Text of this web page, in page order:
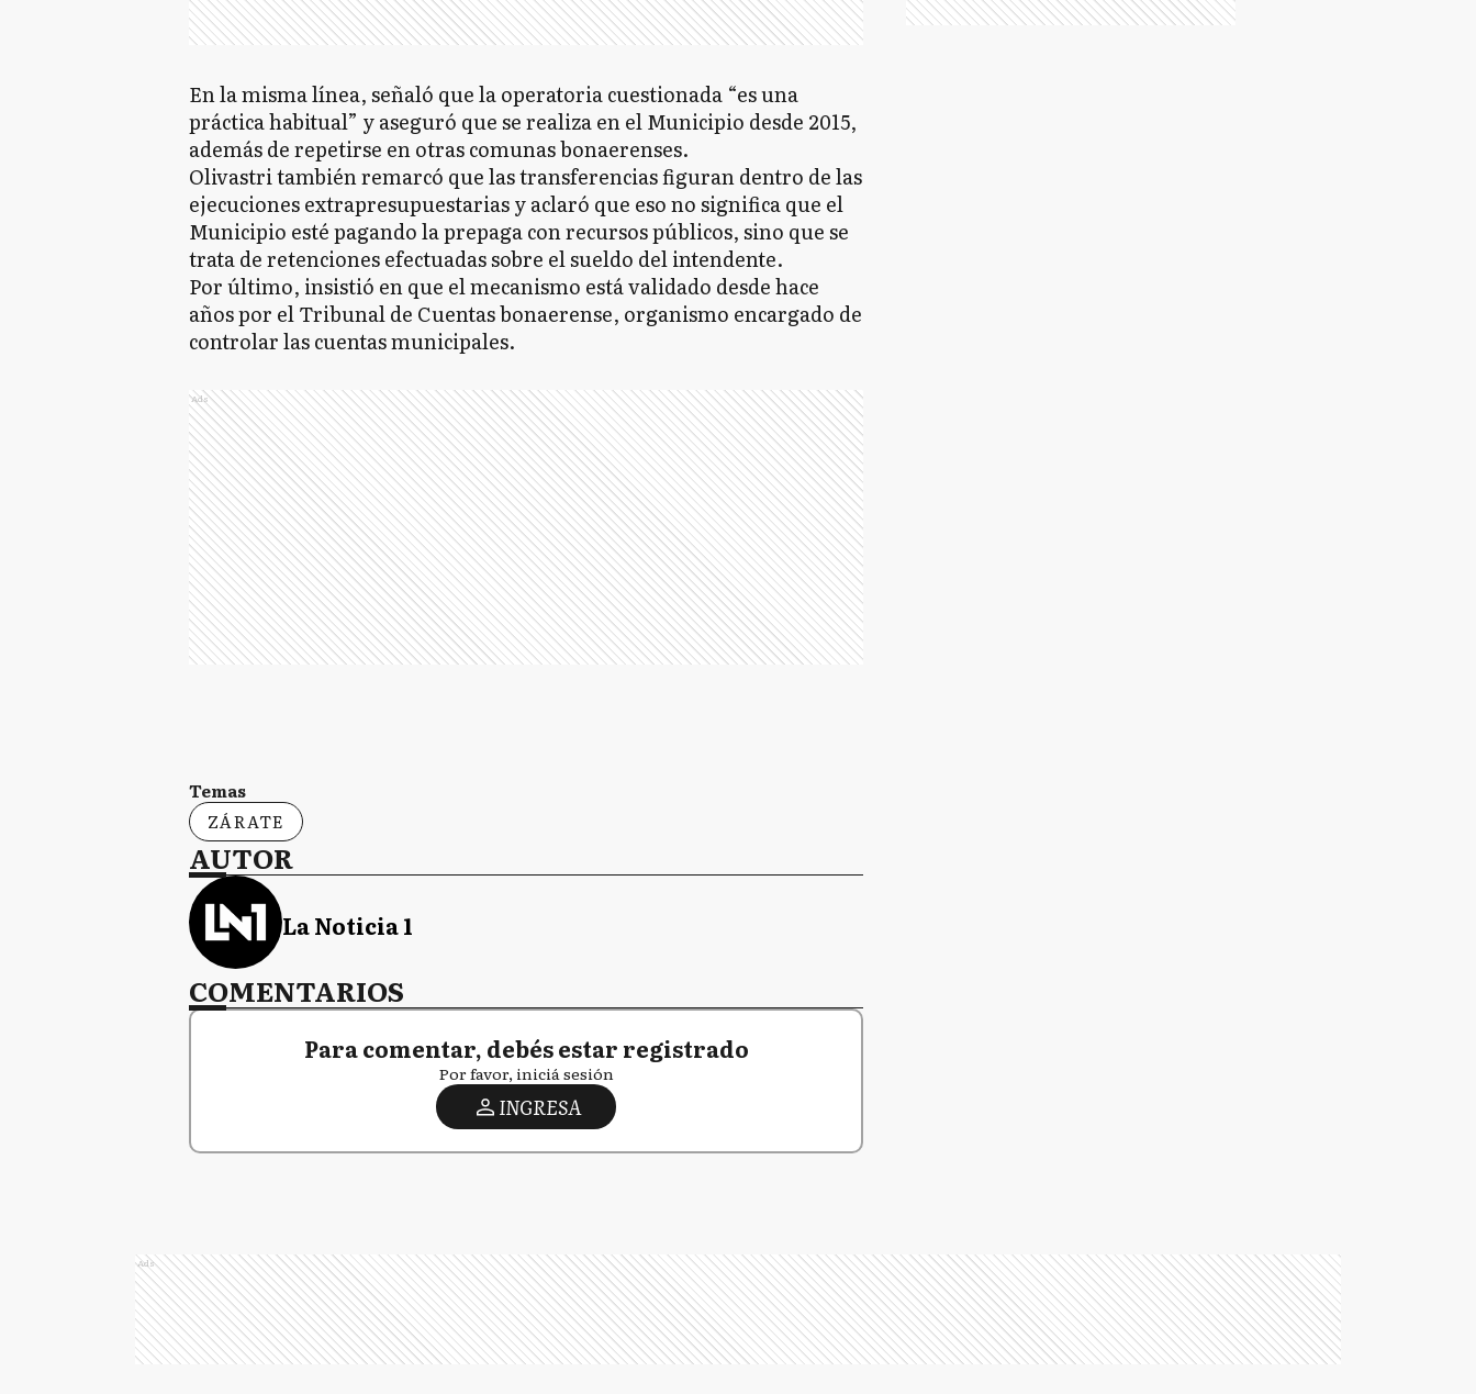
En la misma línea, señaló que la operatoria cuestionada “es una
práctica habitual” y aseguró que se realiza en el Municipio desde 2015,
además de repetirse en otras comunas bonaerenses.
Olivastri también remarcó que las transferencias figuran dentro de las
ejecuciones extrapresupuestarias y aclaró que eso no significa que el
Municipio esté pagando la prepaga con recursos públicos, sino que se
trata de retenciones efectuadas sobre el sueldo del intendente.
Por último, insistió en que el mecanismo está validado desde hace
años por el Tribunal de Cuentas bonaerense, organismo encargado de
controlar las cuentas municipales.
Ads
Temas
ZÁRATE
AUTOR
La Noticia 1
COMENTARIOS
Para comentar, debés estar registrado
Por favor, iniciá sesión
INGRESA
Ads